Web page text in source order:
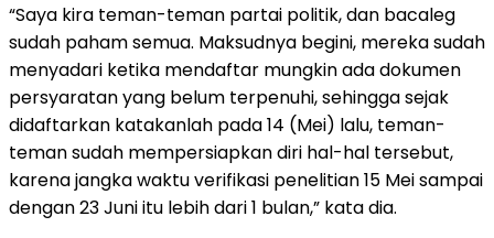
“Saya kira teman-teman partai politik, dan bacaleg
sudah paham semua. Maksudnya begini, mereka sudah
menyadari ketika mendaftar mungkin ada dokumen
persyaratan yang belum terpenuhi, sehingga sejak
didaftarkan katakanlah pada 14 (Mei) lalu, teman-
teman sudah mempersiapkan diri hal-hal tersebut,
karena jangka waktu verifikasi penelitian 15 Mei sampai
dengan 23 Juni itu lebih dari 1 bulan,” kata dia.